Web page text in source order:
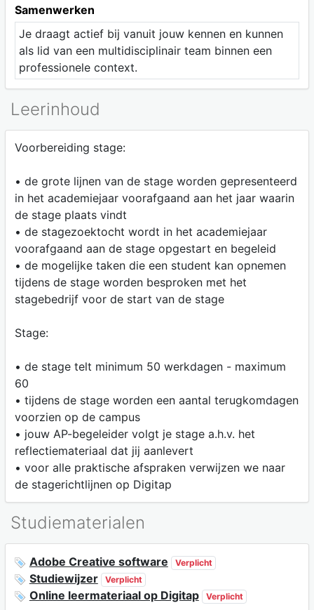
Samenwerken
Je draagt actief bij vanuit jouw kennen en kunnen
als lid van een multidisciplinair team binnen een
professionele context.
Leerinhoud
Voorbereiding stage:
• de grote lijnen van de stage worden gepresenteerd
in het academiejaar voorafgaand aan het jaar waarin
de stage plaats vindt
• de stagezoektocht wordt in het academiejaar
voorafgaand aan de stage opgestart en begeleid
• de mogelijke taken die een student kan opnemen
tijdens de stage worden besproken met het
stagebedrijf voor de start van de stage
Stage:
• de stage telt minimum 50 werkdagen - maximum
60
• tijdens de stage worden een aantal terugkomdagen
voorzien op de campus
• jouw AP-begeleider volgt je stage a.h.v. het
reflectiemateriaal dat jij aanlevert
• voor alle praktische afspraken verwijzen we naar
de stagerichtlijnen op Digitap
Studiematerialen
Adobe Creative software Verplicht
Studiewijzer Verplicht
Online leermateriaal op Digitap Verplicht